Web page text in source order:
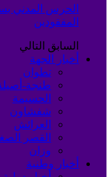
الحرس المدني
المفقودين
السابق التالي
أخبار الجهة
تطوان
طنجة-
الحسيمة
شفشاون
العرائش
القصر
وزان
أخبار وطنية